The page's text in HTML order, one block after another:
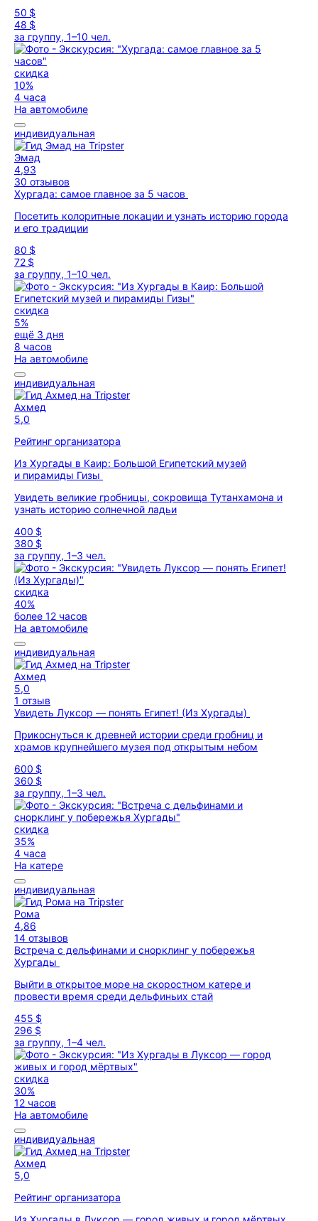
50 $
48 $
за группу, 1–10 чел.
скидка
10%
4 часа
На автомобиле
индивидуальная
Эмад
4,93
30 отзывов
Хургада: самое главное за 5 часов
Посетить колоритные локации и узнать историю города
и его традиции
80 $
72 $
за группу, 1–10 чел.
скидка
5%
ещё 3 дня
8 часов
На автомобиле
индивидуальная
Ахмед
5,0
Рейтинг организатора
Из Хургады в Каир: Большой Египетский музей
и пирамиды Гизы
Увидеть великие гробницы, сокровища Тутанхамона и
узнать историю солнечной ладьи
400 $
380 $
за группу, 1–3 чел.
скидка
40%
более 12 часов
На автомобиле
индивидуальная
Ахмед
5,0
1 отзыв
Увидеть Луксор — понять Египет! (Из Хургады)
Прикоснуться к древней истории среди гробниц и
храмов крупнейшего музея под открытым небом
600 $
360 $
за группу, 1–3 чел.
скидка
35%
4 часа
На катере
индивидуальная
Рома
4,86
14 отзывов
Встреча с дельфинами и снорклинг у побережья
Хургады
Выйти в открытое море на скоростном катере и
провести время среди дельфиньих стай
455 $
296 $
за группу, 1–4 чел.
скидка
30%
12 часов
На автомобиле
индивидуальная
Ахмед
5,0
Рейтинг организатора